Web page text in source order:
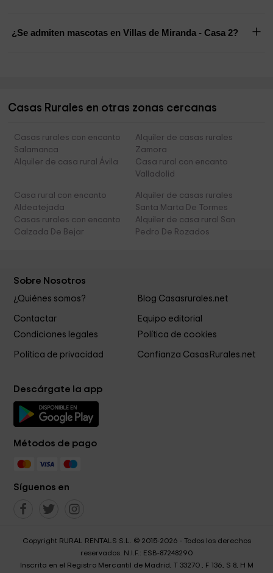
¿Se admiten mascotas en Villas de Miranda - Casa 2?
Casas Rurales en otras zonas cercanas
Casas rurales con encanto
Salamanca
Alquiler de casas rurales
Zamora
Alquiler de casa rural Ávila
Casa rural con encanto
Valladolid
Casa rural con encanto
Aldeatejada
Alquiler de casas rurales
Santa Marta De Tormes
Casas rurales con encanto
Calzada De Bejar
Alquiler de casa rural San
Pedro De Rozados
Sobre Nosotros
¿Quiénes somos? Blog Casasrurales.net
Contactar
Equipo editorial
Condiciones legales
Política de cookies
Política de privacidad Confianza CasasRurales.net
Descárgate la app
Métodos de pago
Síguenos en
Copyright RURAL RENTALS S.L. © 2015-2026 - Todos los derechos
reservados. N.I.F.: ESB-87248290
Inscrita en el Registro Mercantil de Madrid, T 33270 , F 136, S 8, H M